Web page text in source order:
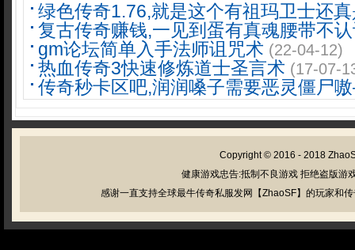
绿色传奇1.76,就是这个有祖玛卫士还
复古传奇赚钱,一见到蛋有真魂腰带不
gm论坛简单入手法师诅咒术 (22-04-12)
热血传奇3快速修炼道士圣言术 (17-07-
传奇秒卡区吧,润润嗓子需要恶灵僵尸
Copyright © 2016 - 2018
健康游戏忠告:抵制不良游戏 拒绝盗版游
感谢一直支持全球最牛传奇私服发网【ZhaoSF】的玩家和